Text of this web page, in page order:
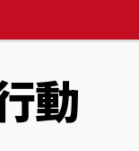
動